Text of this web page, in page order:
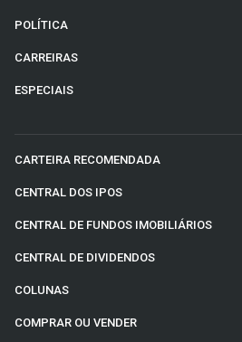
POLÍTICA
CARREIRAS
ESPECIAIS
CARTEIRA RECOMENDADA
CENTRAL DOS IPOS
CENTRAL DE FUNDOS IMOBILIÁRIOS
CENTRAL DE DIVIDENDOS
COLUNAS
COMPRAR OU VENDER